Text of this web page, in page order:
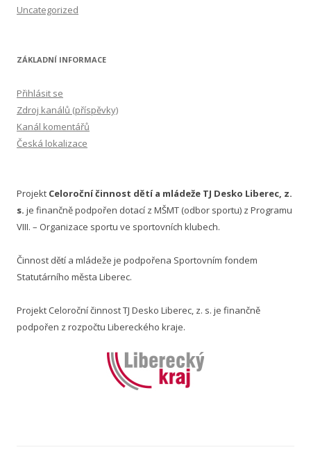
Uncategorized
ZÁKLADNÍ INFORMACE
Přihlásit se
Zdroj kanálů (příspěvky)
Kanál komentářů
Česká lokalizace
Projekt Celoroční činnost dětí a mládeže TJ Desko Liberec, z.
s. je finančně podpořen dotací z MŠMT (odbor sportu) z Programu
VIII. – Organizace sportu ve sportovních klubech.
Činnost dětí a mládeže je podpořena Sportovním fondem
Statutárního města Liberec.
Projekt Celoroční činnost TJ Desko Liberec, z. s. je finančně
podpořen z rozpočtu Libereckého kraje.